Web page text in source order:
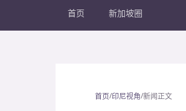
首页 新加坡圈
首页/印尼视角/新闻正文